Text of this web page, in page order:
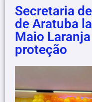
Secretaria
de Aratuba
Maio
proteção